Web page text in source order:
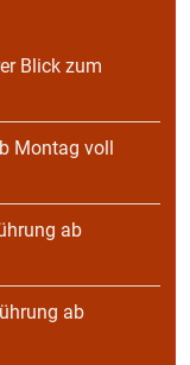
Blick zum
Montag voll
ab
ab